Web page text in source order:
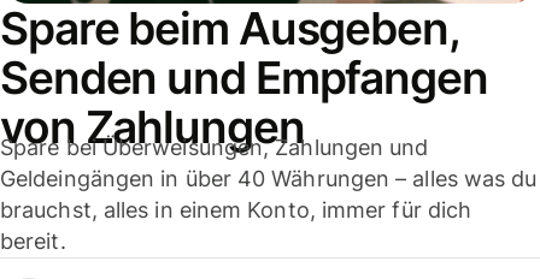
Spare beim Ausgeben,
Senden und Empfangen
von Zahlungen
Spare bei Überweisungen, Zahlungen und
Geldeingängen in über 40 Währungen – alles was du
brauchst, alles in einem Konto, immer für dich
bereit.